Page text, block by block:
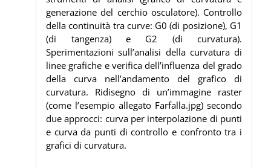
generazione del cerchio osculatore). Controllo
della continuità tra curve: G0 (di posizione), G1
(di tangenza) e G2 (di curvatura).
Sperimentazioni sull’analisi della curvatura di
linee grafiche e verifica dell’influenza del grado
della curva nell’andamento del grafico di
curvatura. Ridisegno di un’immagine raster
(come l’esempio allegato Farfalla.jpg) secondo
due approcci: curva per interpolazione di punti
e curva da punti di controllo e confronto tra i
grafici di curvatura.